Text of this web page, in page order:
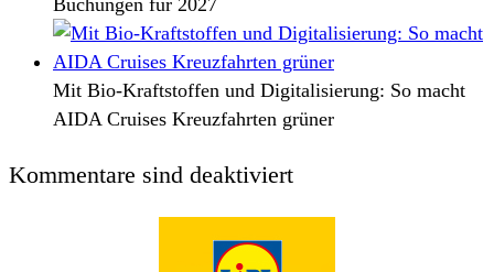
Mit Bio-Kraftstoffen und Digitalisierung: So macht
AIDA Cruises Kreuzfahrten grüner
Kommentare sind deaktiviert